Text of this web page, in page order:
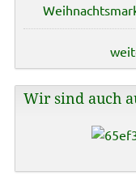
Wir sind auch